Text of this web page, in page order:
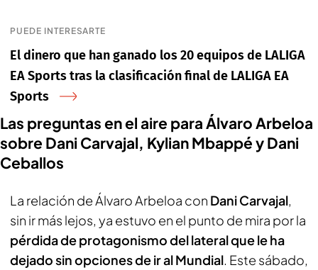
PUEDE INTERESARTE
El dinero que han ganado los 20 equipos de LALIGA
EA Sports tras la clasificación final de LALIGA EA
Sports
Las preguntas en el aire para Álvaro Arbeloa
sobre Dani Carvajal, Kylian Mbappé y Dani
Ceballos
La relación de Álvaro Arbeloa con Dani Carvajal,
sin ir más lejos, ya estuvo en el punto de mira por la
pérdida de protagonismo del lateral que le ha
dejado sin opciones de ir al Mundial. Este sábado,